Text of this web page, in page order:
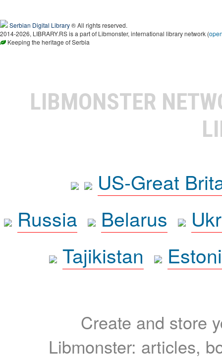
Serbian Digital Library® All rights reserved.
2014-2026, LIBRARY.RS is a part of Libmonster, international library network (
Keeping the heritage of Serbia
LIBMONSTER
US-Great
Russia
Belarus
Tajikistan
Create and store
Libmonster: articles,